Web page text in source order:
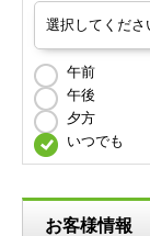
午前
午後
夕方
いつでも
お客様情報